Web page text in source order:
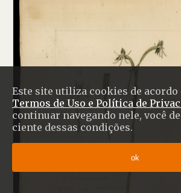
Este site utiliza cookies de acordo
Termos de Uso e Política de
continuar navegando nele, você
ciente dessas condições.
ok